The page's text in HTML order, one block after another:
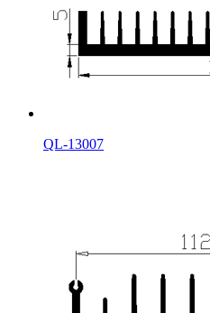
QL-13007